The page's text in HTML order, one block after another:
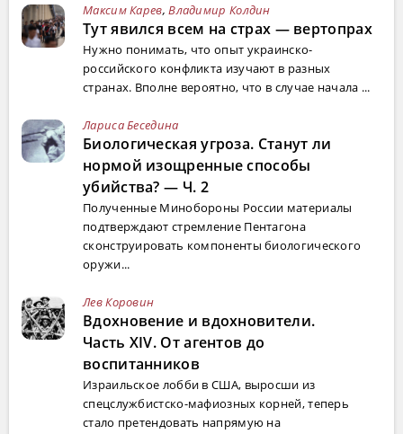
Максим Карев,Владимир Колдин
Тут явился всем на страх — вертопрах
Нужно понимать, что опыт украинско-
российского конфликта изучают в разных
странах. Вполне вероятно, что в случае начала ...
Лариса Беседина
Биологическая угроза. Станут ли
нормой изощренные способы
убийства? — Ч. 2
Полученные Минобороны России материалы
подтверждают стремление Пентагона
сконструировать компоненты биологического
оружи...
Лев Коровин
Вдохновение и вдохновители.
Часть XIV. От агентов до
воспитанников
Израильское лобби в США, выросши из
спецслужбистско-мафиозных корней, теперь
стало претендовать напрямую на